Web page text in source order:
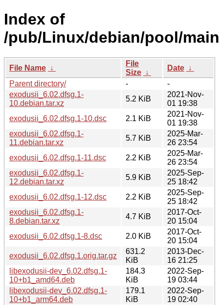
Index of
/pub/Linux/debian/pool/
File Name ↓
File
Size ↓
Date ↓
Parent directory/
-
-
exodusii_6.02.dfsg.1-
10.debian.tar.xz
5.2 KiB
2021-Nov-
01 19:38
exodusii_6.02.dfsg.1-10.dsc
2.1 KiB
2021-Nov-
01 19:38
exodusii_6.02.dfsg.1-
11.debian.tar.xz
5.7 KiB
2025-Mar-
26 23:54
exodusii_6.02.dfsg.1-11.dsc
2.2 KiB
2025-Mar-
26 23:54
exodusii_6.02.dfsg.1-
12.debian.tar.xz
5.9 KiB
2025-Sep-
25 18:42
exodusii_6.02.dfsg.1-12.dsc
2.2 KiB
2025-Sep-
25 18:42
exodusii_6.02.dfsg.1-
8.debian.tar.xz
4.7 KiB
2017-Oct-
20 15:04
exodusii_6.02.dfsg.1-8.dsc
2.0 KiB
2017-Oct-
20 15:04
exodusii_6.02.dfsg.1.orig.tar.gz
631.2
KiB
2013-Dec-
16 21:25
libexodusii-dev_6.02.dfsg.1-
10+b1_amd64.deb
184.3
KiB
2022-Sep-
19 03:44
libexodusii-dev_6.02.dfsg.1-
10+b1_arm64.deb
179.1
KiB
2022-Sep-
19 02:40